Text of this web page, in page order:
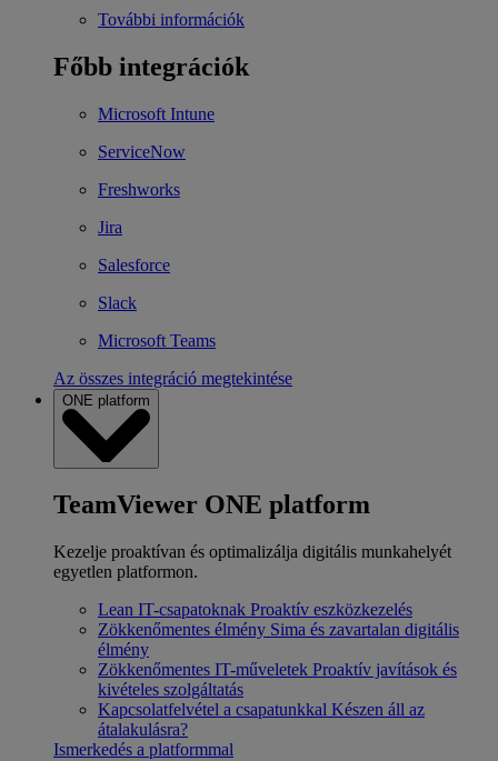
További információk
Főbb integrációk
Microsoft Intune
ServiceNow
Freshworks
Jira
Salesforce
Slack
Microsoft Teams
Az összes integráció megtekintése
ONE platform
TeamViewer ONE platform
Kezelje proaktívan és optimalizálja digitális munkahelyét
egyetlen platformon.
Lean IT-csapatoknak Proaktív eszközkezelés
Zökkenőmentes élmény Sima és zavartalan digitális
élmény
Zökkenőmentes IT-műveletek Proaktív javítások és
kivételes szolgáltatás
Kapcsolatfelvétel a csapatunkkal Készen áll az
átalakulásra?
Ismerkedés a platformmal